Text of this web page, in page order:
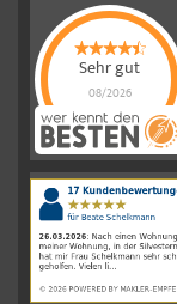
Sehr gut
08/2026
Schelkmann
Immobilienhat
|110Schelkmann
Immobilien
auf